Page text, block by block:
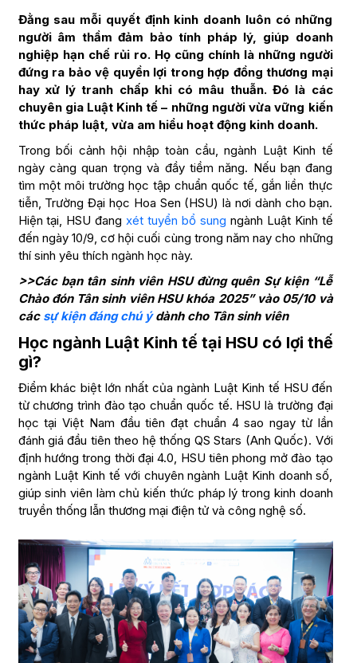
Đằng sau mỗi quyết định kinh doanh luôn có những
người âm thầm đảm bảo tính pháp lý, giúp doanh
nghiệp hạn chế rủi ro. Họ cũng chính là những người
đứng ra bảo vệ quyền lợi trong hợp đồng thương mại
hay xử lý tranh chấp khi có mâu thuẫn. Đó là các
chuyên gia Luật Kinh tế – những người vừa vững kiến
thức pháp luật, vừa am hiểu hoạt động kinh doanh.
Trong bối cảnh hội nhập toàn cầu, ngành Luật Kinh tế
ngày càng quan trọng và đầy tiềm năng. Nếu bạn đang
tìm một môi trường học tập chuẩn quốc tế, gắn liền thực
tiễn, Trường Đại học Hoa Sen (HSU) là nơi dành cho bạn.
Hiện tại, HSU đangxét tuyển bổ sung ngành Luật Kinh tế
đến ngày 10/9, cơ hội cuối cùng trong năm nay cho những
thí sinh yêu thích ngành học này.
>>Các bạn tân sinh viên HSU đừng quên Sự kiện “Lễ
Chào đón Tân sinh viên HSU khóa 2025” vào 05/10 và
cácsự kiện đáng chú ýdành cho Tân sinh viên
Học ngành Luật Kinh tế tại HSU có lợi thế
gì?
Điểm khác biệt lớn nhất của ngành Luật Kinh tế HSU đến
từ chương trình đào tạo chuẩn quốc tế. HSU là trường đại
học tại Việt Nam đầu tiên đạt chuẩn 4 sao ngay từ lần
đánh giá đầu tiên theo hệ thống QS Stars (Anh Quốc). Với
định hướng trong thời đại 4.0, HSU tiên phong mở đào tạo
ngành Luật Kinh tế với chuyên ngành Luật Kinh doanh số,
giúp sinh viên làm chủ kiến thức pháp lý trong kinh doanh
truyền thống lẫn thương mại điện tử và công nghệ số.